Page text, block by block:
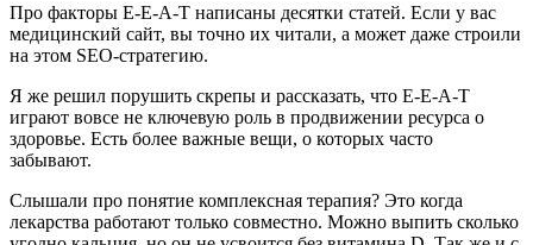
Про факторы E-E-A-T написаны десятки статей. Если у вас
медицинский сайт, вы точно их читали, а может даже строили
на этом SEO-стратегию.
Я же решил порушить скрепы и рассказать, что E-E-A-T
играют вовсе не ключевую роль в продвижении ресурса о
здоровье. Есть более важные вещи, о которых часто
забывают.
Слышали про понятие комплексная терапия? Это когда
лекарства работают только совместно. Можно выпить сколько